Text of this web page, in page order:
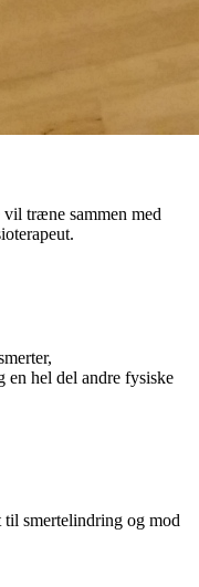
træne sammen med
hel del andre fysiske
smertelindring og mod